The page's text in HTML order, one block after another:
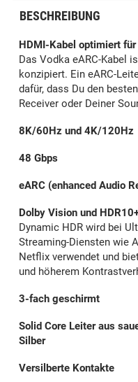
BESCHREIBUNG
HDMI-Kabel optimiert
Das Vodka eARC-Kabel
konzipiert. Ein eARC-
dafür, dass Du den
Receiver oder Deiner
8K/60Hz und 4K/120Hz
48 Gbps
eARC (enhanced Audio
Dolby Vision und
Dynamic HDR wird bei
Streaming-Diensten wie
Netflix verwendet und
und höherem
3-fach geschirmt
Solid Core Leiter aus
Silber
Versilberte Kontakte